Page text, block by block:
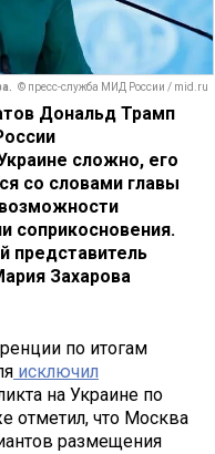
© пресс-служба МИД России / mid.ru
Дональд Трамп
сложно, его
со словами главы
соприкосновения.
представитель
Захарова
по итогам
исключил
на Украине по
отметил, что Москва
размещения